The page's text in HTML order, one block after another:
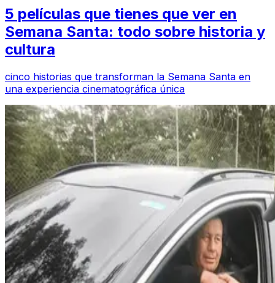
5 películas que tienes que ver en
Semana Santa: todo sobre historia y
cultura
cinco historias que transforman la Semana Santa en
una experiencia cinematográfica única